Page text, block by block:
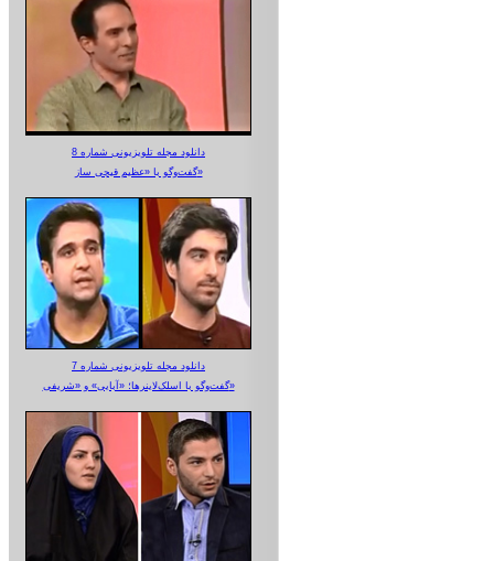
دانلود مجله تلویزیونی شماره 8
گفت‌وگو با «عظیم قیچی ساز»
دانلود مجله تلویزیونی شماره 7
گفت‌وگو با اسلک‌لاینرها؛ «آبایی» و «شریفی»